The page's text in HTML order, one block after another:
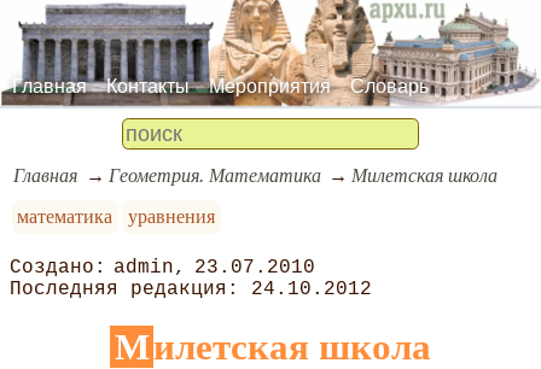
Главная Контакты Мероприятия Словарь
Главная Геометрия. Математика
Милетская школа
математика
уравнения
admin
23.07.2010
24.10.2012
Милетская школа